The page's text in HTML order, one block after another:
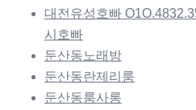
대전유성호빠
시호빠
둔산동노래방
둔산동란제리룸
둔산동룸사롱